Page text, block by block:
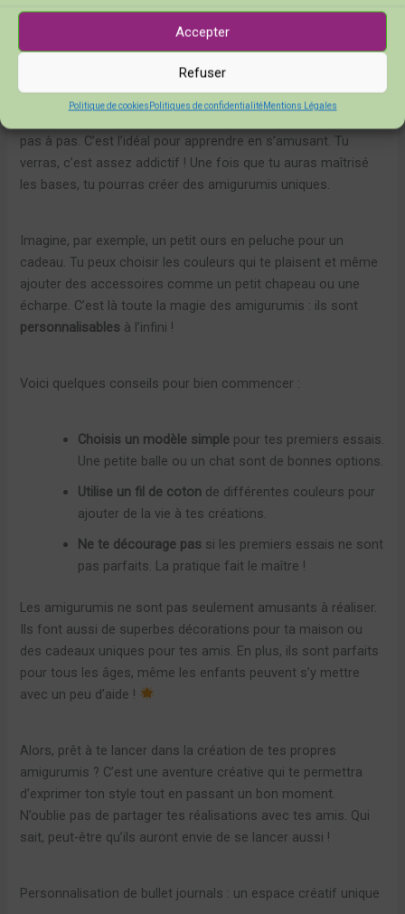
Accepter
Refuser
Politique de cookies Politiques de confidentialitéMentions Légales
passionnés de
Pour commencer, tu n’as besoin que de quelques fournitures
: du fil de coton, un crochet, et un peu de rembourrage. Tu
pas à pas. C’est l’idéal pour apprendre en s’amusant. Tu
verras, c’est assez addictif ! Une fois que tu auras maîtrisé
les bases, tu pourras créer des amigurumis uniques.
Imagine, par exemple, un petit ours en peluche pour un
cadeau. Tu peux choisir les couleurs qui te plaisent et même
ajouter des accessoires comme un petit chapeau ou une
écharpe. C’est là toute la magie des amigurumis : ils sont
personnalisables à l’infini !
Voici quelques conseils pour bien commencer :
Choisis un modèle simple pour tes premiers essais.
Une petite balle ou un chat sont de bonnes options.
Utilise un fil de coton de différentes couleurs pour
ajouter de la vie à tes créations.
Ne te décourage pas si les premiers essais ne sont
pas parfaits. La pratique fait le maître !
Les amigurumis ne sont pas seulement amusants à réaliser.
Ils font aussi de superbes décorations pour ta maison ou
des cadeaux uniques pour tes amis. En plus, ils sont parfaits
pour tous les âges, même les enfants peuvent s’y mettre
avec un peu d’aide !
Alors, prêt à te lancer dans la création de tes propres
amigurumis ? C’est une aventure créative qui te permettra
d’exprimer ton style tout en passant un bon moment.
N’oublie pas de partager tes réalisations avec tes amis. Qui
sait, peut-être qu’ils auront envie de se lancer aussi !
Personnalisation de bullet journals : un espace créatif unique